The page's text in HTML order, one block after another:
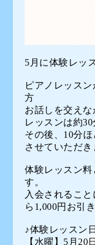
5月に体験レッ
ピアノレッス
方
お話しを交えな
レッスンは約30
その後、10分
させていただき
体験レッスン料
す。
入会されるこ
ら1,000円お引
♪体験レッスン日
【水曜】5月20